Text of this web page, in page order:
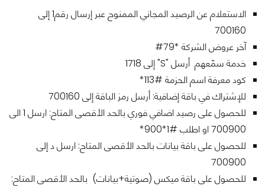
الاستعلام عن الرصيد المجاني الممنوح عبر إرسال رقم1 إلى
700160
آخر عروض الشركة *79#
خدمة سمّعهم أرسل "S" إلى 1718
كود معرفة اسم الحزمة #113*
للإشتراك في باقة إضافية: أرسل رمز الباقة إلى 700160
للحصول على رصيد اضافي فوري بالحد الأقصى المتاح: ارسل 1 الى
700900 او اطلب #1*900*
للحصول على باقة بيانات بالحد الأقصى المتاح: ارسل د إلى
700900
للحصول على باقة ميكس (صوتية+بيانات) بالحد الأقصى المتاح: